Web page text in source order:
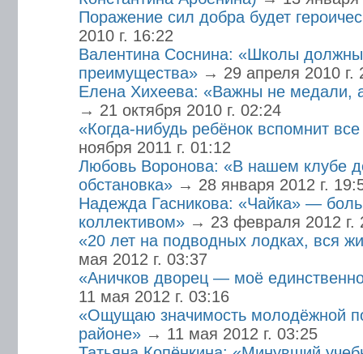
Поражение сил добра будет
2010 г. 16:22
Валентина Соснина: «Школы должны
преимущества» → 29 апреля 2010 г.
Елена Хихеева: «Важны не медали,
→ 21 октября 2010 г. 02:24
«Когда-нибудь ребёнок вспомнит
ноября 2011 г. 01:12
Любовь Воронова: «В нашем клубе
обстановка» → 28 января 2012 г.
Надежда Гасникова: «Чайка» —
коллективом» → 23 февраля 2012 г.
«20 лет на подводных лодках, вся
мая 2012 г. 03:37
«Аничков дворец — моё
11 мая 2012 г. 03:16
«Ощущаю значимость молодёжной
районе» → 11 мая 2012 г. 03:25